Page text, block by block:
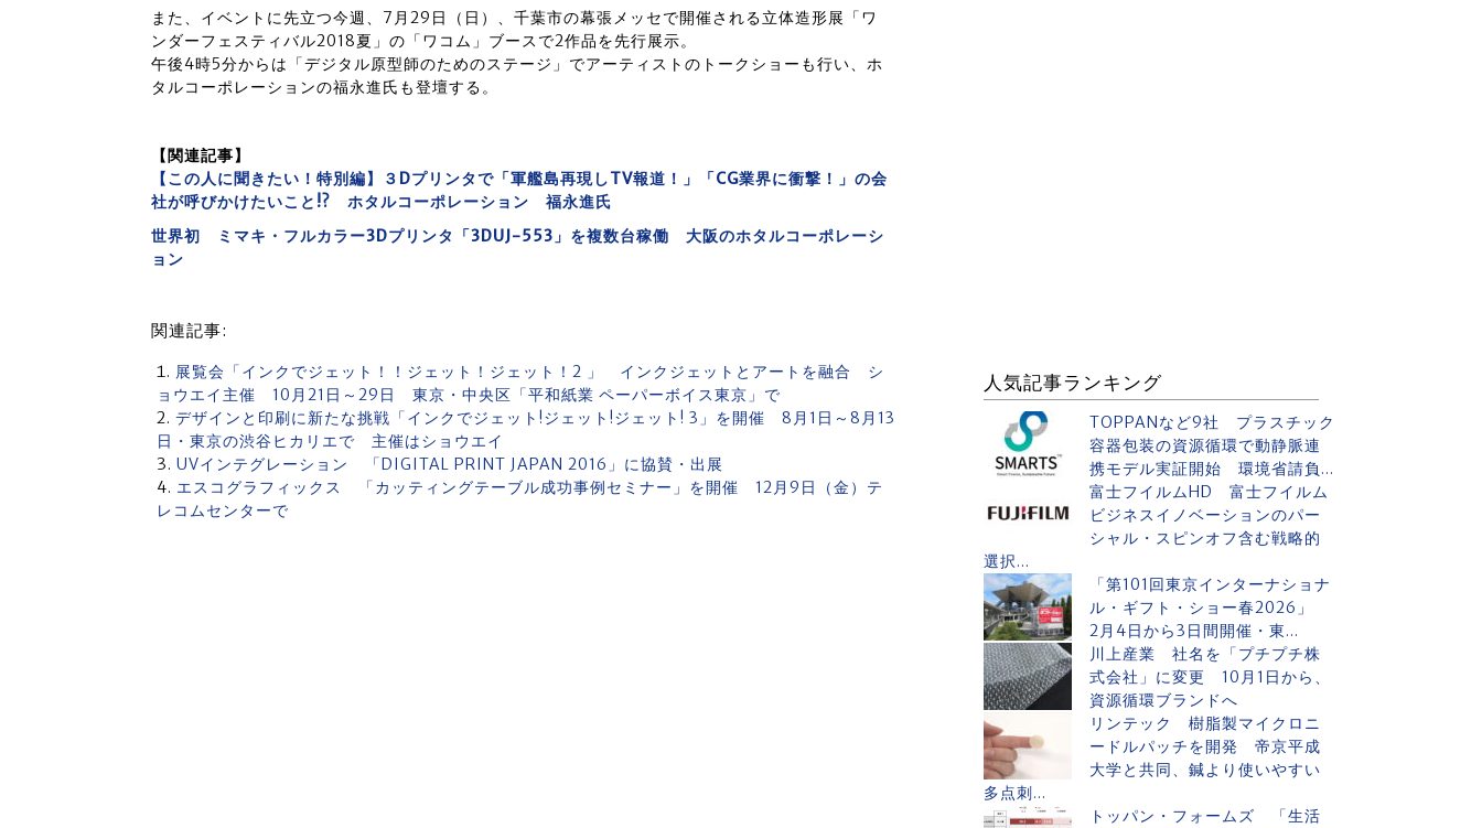
また、イベントに先立つ今週、7月29日（日）、千葉市の幕張メッセで開催される立体造形展「ワ
ンダーフェスティバル2018夏」の「ワコム」ブースで2作品を先行展示。
午後4時5分からは「デジタル原型師のためのステージ」でアーティストのトークショーも行い、ホ
タルコーポレーションの福永進氏も登壇する。
【関連記事】
【この人に聞きたい！特別編】３Dプリンタで「軍艦島再現しTV報道！」「CG業界に衝撃！」の会
社が呼びかけたいこと!? ホタルコーポレーション 福永進氏
世界初 ミマキ・フルカラー3Dプリンタ「3DUJ-553」を複数台稼働 大阪のホタルコーポレーシ
ョン
関連記事:
展覧会「インクでジェット！！ジェット！ジェット！2 」 インクジェットとアートを融合 シ
ョウエイ主催 10月21日～29日 東京・中央区「平和紙業 ペーパーボイス東京」で
デザインと印刷に新たな挑戦「インクでジェット!ジェット!ジェット! 3」を開催 8月1日～8月13
日・東京の渋谷ヒカリエで 主催はショウエイ
UVインテグレーション 「DIGITAL PRINT JAPAN 2016」に協賛・出展
エスコグラフィックス 「カッティングテーブル成功事例セミナー」を開催 12月9日（金）テ
レコムセンターで
人気記事ランキング
TOPPANなど9社 プラスチック
容器包装の資源循環で動静脈連
携モデル実証開始 環境省請負...
富士フイルムHD 富士フイルム
ビジネスイノベーションのパー
シャル・スピンオフ含む戦略的
選択...
「第101回東京インターナショナ
ル・ギフト・ショー春2026」
2月4日から3日間開催・東...
川上産業 社名を「プチプチ株
式会社」に変更 10月1日から、
資源循環ブランドへ
リンテック 樹脂製マイクロニ
ードルパッチを開発 帝京平成
大学と共同、鍼より使いやすい
多点刺...
トッパン・フォームズ 「生活